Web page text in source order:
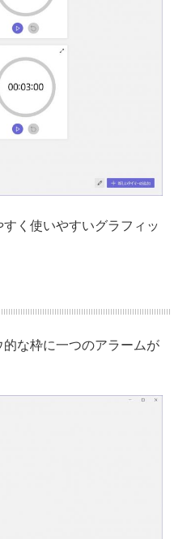
く使いやすいグラフィッ
な枠に一つのアラームが